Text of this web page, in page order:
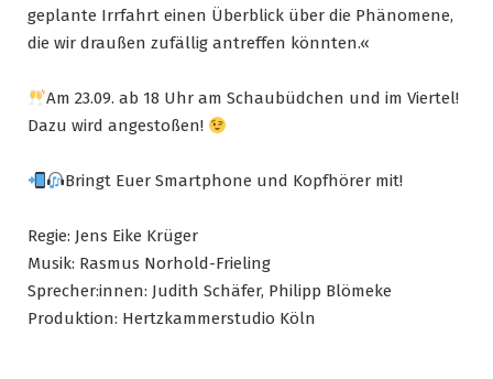
geplante Irrfahrt einen Überblick über die Phänomene,
die wir draußen zufällig antreffen könnten.«
Am 23.09. ab 18 Uhr am Schaubüdchen und im Viertel!
Dazu wird angestoßen!
Bringt Euer Smartphone und Kopfhörer mit!
Regie: Jens Eike Krüger
Musik: Rasmus Norhold-Frieling
Sprecher:innen: Judith Schäfer, Philipp Blömeke
Produktion: Hertzkammerstudio Köln